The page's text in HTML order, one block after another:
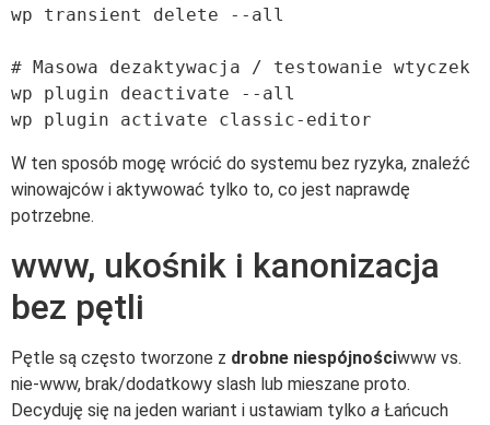
wp transient delete --all
# Masowa dezaktywacja / testowanie wtyczek
wp plugin deactivate --all
W ten sposób mogę wrócić do systemu bez ryzyka, znaleźć
winowajców i aktywować tylko to, co jest naprawdę
potrzebne.
www, ukośnik i kanonizacja
bez pętli
Pętle są często tworzone z drobne niespójnościwww vs.
nie-www, brak/dodatkowy slash lub mieszane proto.
Decyduję się na jeden wariant i ustawiam tylko a Łańcuch